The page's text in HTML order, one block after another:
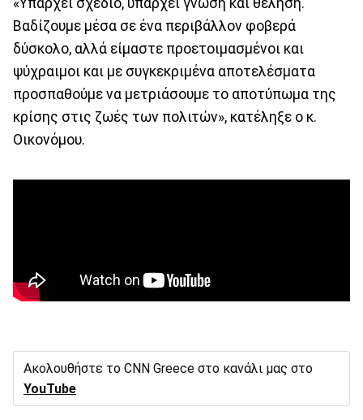
Βαδίζουμε μέσα σε ένα περιβάλλον φοβερά
δύσκολο, αλλά είμαστε προετοιμασμένοι και
ψύχραιμοι και με συγκεκριμένα αποτελέσματα
προσπαθούμε να μετριάσουμε το αποτύπωμα της
κρίσης στις ζωές των πολιτών», κατέληξε ο κ.
Οικονόμου.
Ακολουθήστε το CNN Greece στο κανάλι μας στο
YouTube